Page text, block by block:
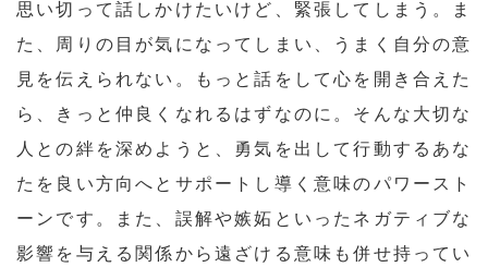
思い切って話しかけたいけど、緊張してしまう。ま
た、周りの目が気になってしまい、うまく自分の意
見を伝えられない。もっと話をして心を開き合えた
ら、きっと仲良くなれるはずなのに。そんな大切な
人との絆を深めようと、勇気を出して行動するあな
たを良い方向へとサポートし導く意味のパワースト
ーンです。また、誤解や嫉妬といったネガティブな
影響を与える関係から遠ざける意味も併せ持ってい